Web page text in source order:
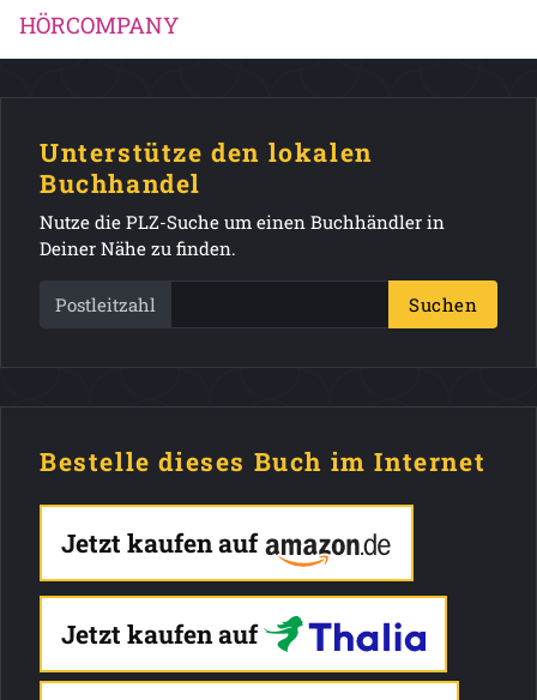
HÖRCOMPANY
Unterstütze den lokalen
Buchhandel
Nutze die PLZ-Suche um einen Buchhändler in
Deiner Nähe zu finden.
Postleitzahl Suchen
Bestelle dieses Buch im Internet
Jetzt kaufen auf
Jetzt kaufen auf